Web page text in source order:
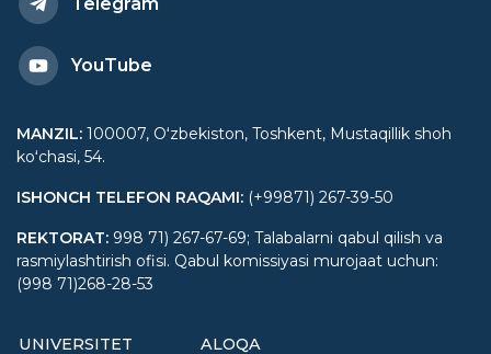
YouTube
MANZIL: 100007, Oʻzbekiston, Toshkent, Mustaqillik shoh
koʻchasi, 54.
ISHONCH TELEFON RAQAMI: (+99871) 267-39-50
REKTORAT: 998 71) 267-67-69; Talabalarni qabul qilish va
rasmiylashtirish ofisi. Qabul komissiyasi murojaat uchun:
(998 71)268-28-53
UNIVERSITET ALOQA